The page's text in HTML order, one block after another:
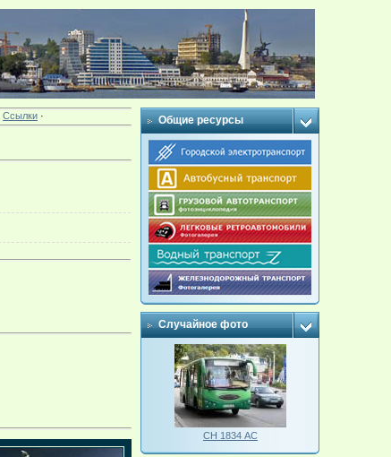
Ссылки· Общие ресурсы
Случайное фото
СН 1834 АС